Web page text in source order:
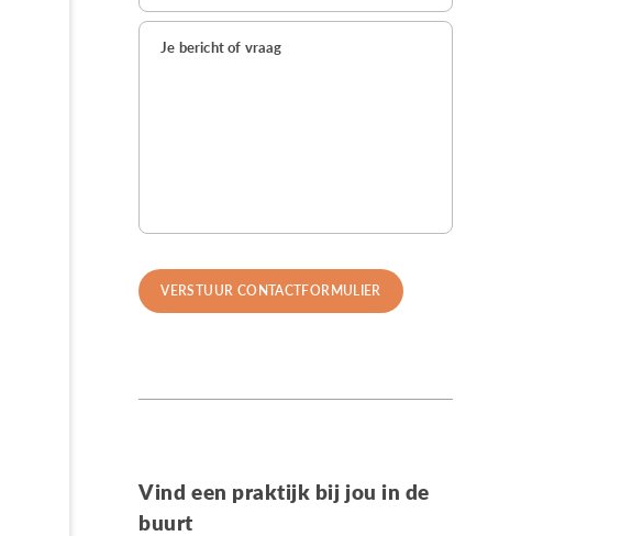
Vind een praktijk bij jou in de
buurt